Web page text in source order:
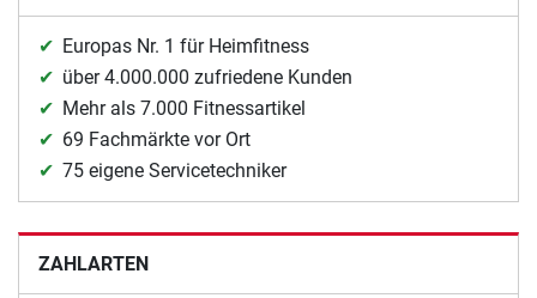
Europas Nr. 1 für Heimfitness
über 4.000.000 zufriedene Kunden
Mehr als 7.000 Fitnessartikel
69 Fachmärkte vor Ort
75 eigene Servicetechniker
ZAHLARTEN